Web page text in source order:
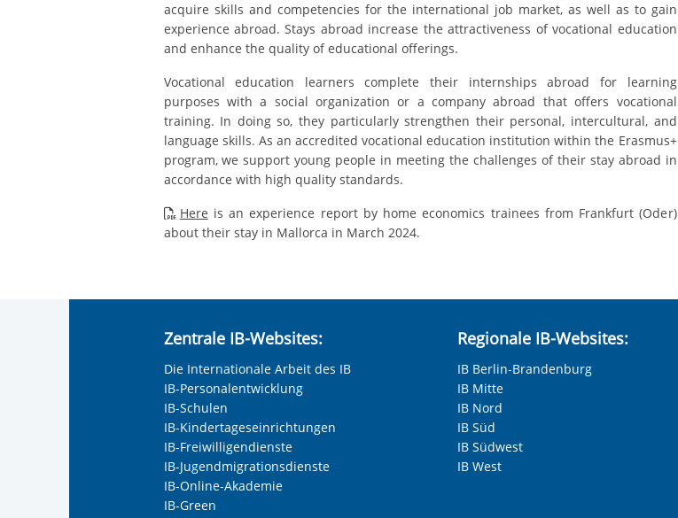
acquire skills and competencies for the international job market, as well as to gain
experience abroad. Stays abroad increase the attractiveness of vocational education
and enhance the quality of educational offerings.
Vocational education learners complete their internships abroad for learning
purposes with a social organization or a company abroad that offers vocational
training. In doing so, they particularly strengthen their personal, intercultural, and
language skills. As an accredited vocational education institution within the Erasmus+
program, we support young people in meeting the challenges of their stay abroad in
accordance with high quality standards.
Here is an experience report by home economics trainees from Frankfurt (Oder)
about their stay in Mallorca in March 2024.
Zentrale IB-Websites:
Die Internationale Arbeit des IB
IB-Personalentwicklung
IB-Schulen
IB-Kindertageseinrichtungen
IB-Freiwilligendienste
IB-Jugendmigrationsdienste
IB-Online-Akademie
IB-Green
Regionale IB-Websites:
IB Berlin-Brandenburg
IB Mitte
IB Nord
IB Süd
IB Südwest
IB West